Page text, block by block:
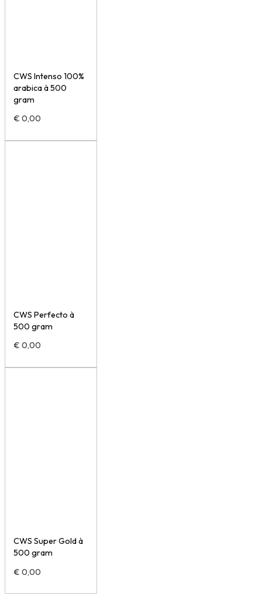
CWS Intenso 100%
arabica à 500
gram
€ 0,00
CWS Perfecto à
500 gram
€ 0,00
CWS Super Gold à
500 gram
€ 0,00